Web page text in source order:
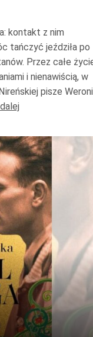
kontakt z nim
tańczyć jeździła po
Przez całe
i nienawiścią, w
pisze